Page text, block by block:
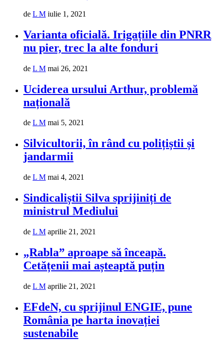
de L M iulie 1, 2021
Varianta oficială. Irigațiile din PNRR
nu pier, trec la alte fonduri
de L M mai 26, 2021
Uciderea ursului Arthur, problemă
națională
de L M mai 5, 2021
Silvicultorii, în rând cu polițiștii și
jandarmii
de L M mai 4, 2021
Sindicaliștii Silva sprijiniți de
ministrul Mediului
de L M aprilie 21, 2021
„Rabla” aproape să înceapă.
Cetățenii mai așteaptă puțin
de L M aprilie 21, 2021
EFdeN, cu sprijinul ENGIE, pune
România pe harta inovației
sustenabile